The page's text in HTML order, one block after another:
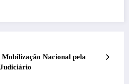
Nacional pela